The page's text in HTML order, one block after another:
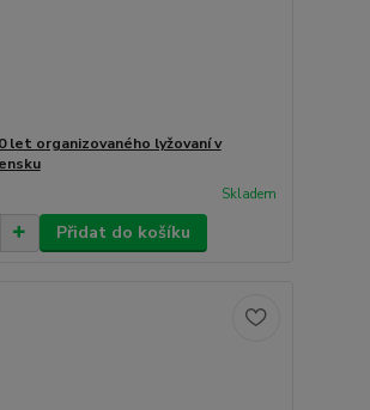
let organizovaného lyžovaní v
Skladem
Přidat do košíku